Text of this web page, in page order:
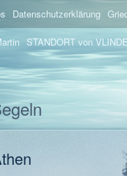
Datenschutzerklärung
STANDORT von